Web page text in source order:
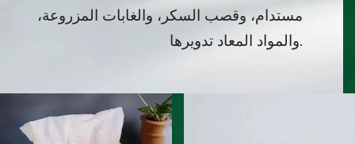
مستدام، وقصب السكر، والغابات المزروعة،
والمواد المعاد تدويرها.